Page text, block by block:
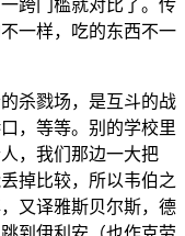
跨门槛就对比了。传
一样，吃的东西不一
杀戮场，是互斗的战
，等等。别的学校里
，我们那边一大把
掉比较，所以韦伯之
又译雅斯贝尔斯，德